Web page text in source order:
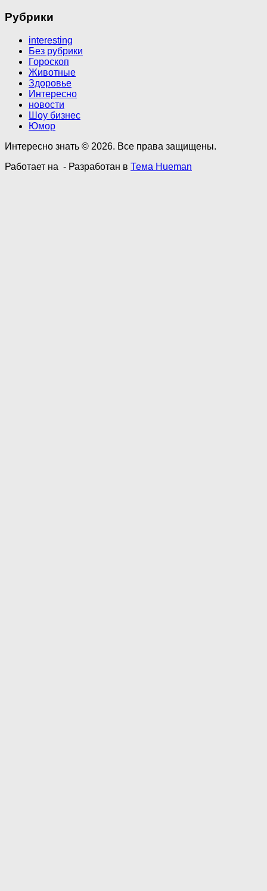
Рубрики
interesting
Без рубрики
Гороскоп
Животные
Здоровье
Интересно
новости
Шоу бизнес
Юмор
Интересно знать © 2026. Все права защищены.
Работает на - Разработан в Тема Hueman